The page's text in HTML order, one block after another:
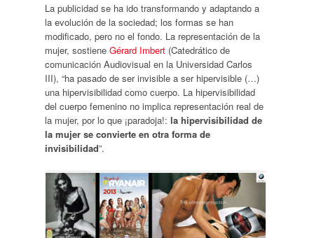
La publicidad se ha ido transformando y adaptando a
la evolución de la sociedad; los formas se han
modificado, pero no el fondo. La representación de la
mujer, sostiene Gérard Imbert (Catedrático de
comunicación Audiovisual en la Universidad Carlos
III), “ha pasado de ser invisible a ser hipervisible (…)
una hipervisibilidad como cuerpo. La hipervisibilidad
del cuerpo femenino no implica representación real de
la mujer, por lo que ¡paradoja!: la hipervisibilidad de
la mujer se convierte en otra forma de
invisibilidad”.